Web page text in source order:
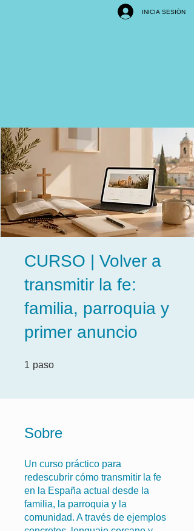
INICIA SESIÓN
CURSO | Volver a
transmitir la fe:
familia, parroquia y
primer anuncio
1 paso
Sobre
Un curso práctico para
redescubrir cómo transmitir la fe
en la España actual desde la
familia, la parroquia y la
comunidad. A través de ejemplos